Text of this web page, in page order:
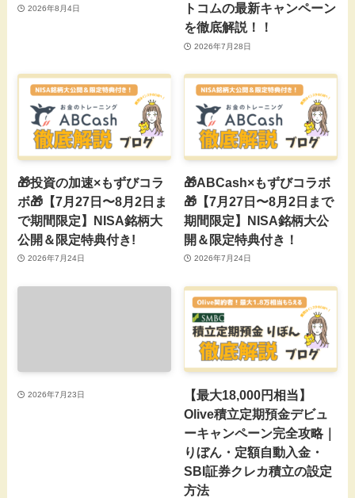
2026年8月4日
トコムの最新キャンペーン
を徹底解説！！
2026年7月28日
🎁投資の加速×もずびコラ
ボ🎁【7月27日〜8月2日ま
で期間限定】NISA銘柄大
公開＆限定特典付き!
2026年7月24日
🎁ABCash×もずびコラボ
🎁【7月27日〜8月2日まで
期間限定】NISA銘柄大公
開＆限定特典付き！
2026年7月24日
2026年7月23日
【最大18,000円相当】
Olive積立定期預金デビュ
ーキャンペーン完全攻略｜
りぼん・定額自動入金・
SBI証券クレカ積立の設定
方法